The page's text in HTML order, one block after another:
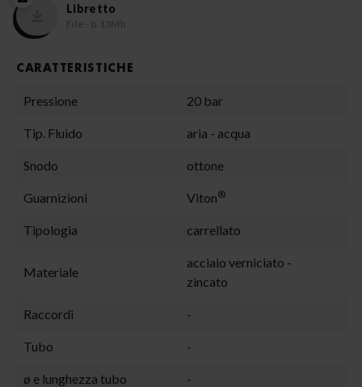
Libretto
File - 8.13Mb
CARATTERISTICHE
Pressione 20 bar
Tip. Fluido aria - acqua
Snodo ottone
Guarnizioni Viton®
Tipologia carrellato
Materiale
acciaio verniciato -
zincato
Raccordi -
Tubo -
ø e lunghezza tubo -